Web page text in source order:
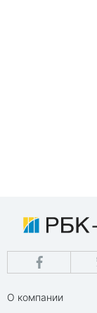
О компании